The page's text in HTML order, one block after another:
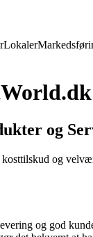
Lokaler
og
og
og god